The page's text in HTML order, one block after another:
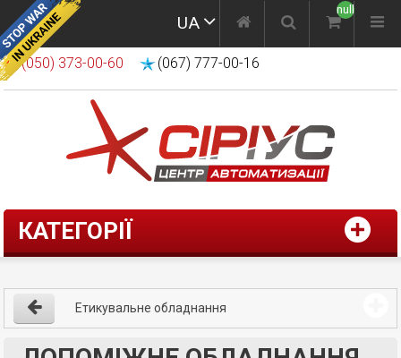
UA
null
(050) 373-00-60 (067) 777-00-16
КАТЕГОРІЇ
Етикувальне обладнання